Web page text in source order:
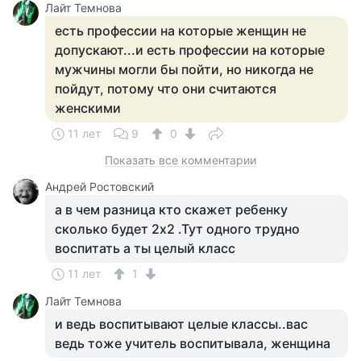
Лайт Темнова
есть профессии на которые женщин не
допускают...и есть профессии на которые
мужчины могли бы пойти, но никогда не
пойдут, потому что они считаются
женскими
11 лет 9
0
Показать все комментарии
Андрей Ростовский
а в чем разница кто скажет ребенку
сколько будет 2х2 .Тут одного трудно
воспитать а ты целый класс
11 лет
1
Лайт Темнова
и ведь воспитывают целые классы..вас
ведь тоже учитель воспитывала, женщина